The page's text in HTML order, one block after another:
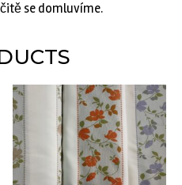
se domluvíme.